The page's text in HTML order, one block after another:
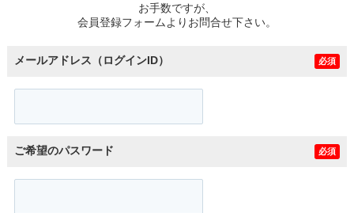
お手数ですが、
会員登録フォームよりお問合せ下さい。
メールアドレス（ログインID） 必須
ご希望のパスワード 必須